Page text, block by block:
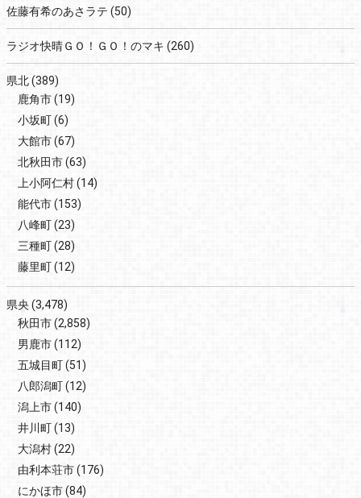
佐藤有希のあさラテ (50)
ラジオ快晴ＧＯ！ＧＯ！のマキ (260)
県北(389)
鹿角市(19)
小坂町(6)
大館市(67)
北秋田市(63)
上小阿仁村(14)
能代市(153)
八峰町(23)
三種町(28)
藤里町(12)
県央(3,478)
秋田市(2,858)
男鹿市(112)
五城目町(51)
八郎潟町(12)
潟上市(140)
井川町(13)
大潟村(22)
由利本荘市(176)
にかほ市(84)